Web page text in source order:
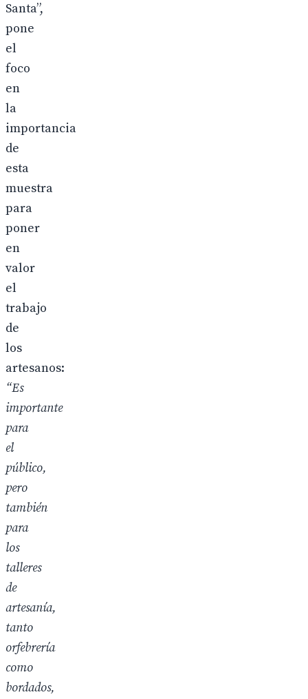
Santa”,
pone
el
foco
en
la
importancia
de
esta
muestra
para
poner
en
valor
el
trabajo
de
los
artesanos:
“Es
importante
para
el
público,
pero
también
para
los
talleres
de
artesanía,
tanto
orfebrería
como
bordados,